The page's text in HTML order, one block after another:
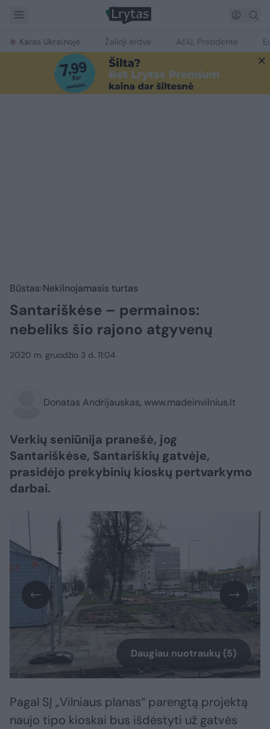
Karas Ukrainoje Žalioji erdvė Ačiū, Prezidente
Būstas Nekilnojamasis turtas
Santariškėse – permainos:
nebeliks šio rajono atgyvenų
2020 m. gruodžio 3 d. 11:04
Donatas Andrijauskas, www.madeinvilnius.lt
Verkių seniūnija pranešė, jog
Santariškėse, Santariškių gatvėje,
prasidėjo prekybinių kioskų pertvarkymo
darbai.
Daugiau nuotraukų (5)
Pagal SĮ „Vilniaus planas“ parengtą projektą
naujo tipo kioskai bus išdėstyti už gatvės